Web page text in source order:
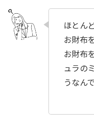
ほとん
お財布
お財布
ュラの
うなん